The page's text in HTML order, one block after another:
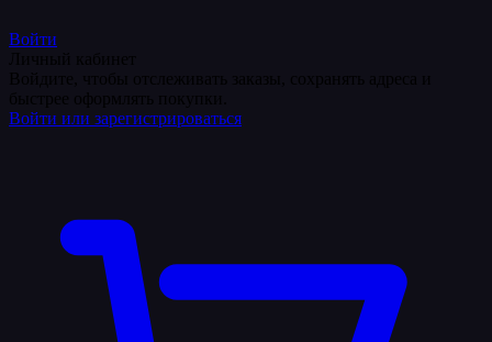
Войти
Войти или зарегистрироваться